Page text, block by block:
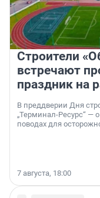
Строители
встречают
праздник на
В преддверии Дня
„Терминал-Ресурс“ —
поводах для
7 августа, 18:00